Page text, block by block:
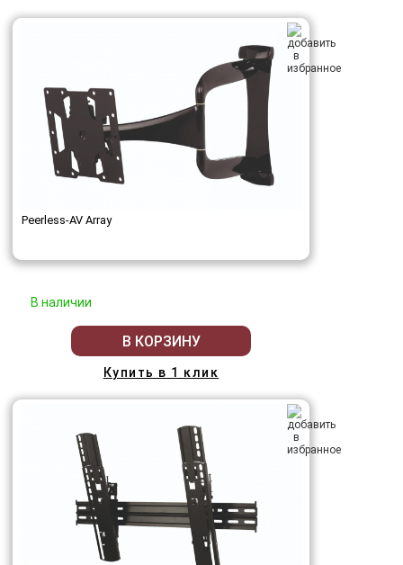
Peerless-AV Array
В наличии
В КОРЗИНУ
Купить в 1 клик